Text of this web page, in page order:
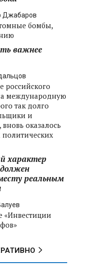
Джабаров
бомбы,
важнее
российского
международную
так долго
и
оказалось
характер
реальным
«Инвестиции